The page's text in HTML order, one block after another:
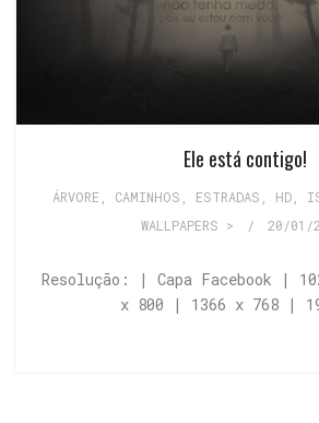
Ele está contigo!
ÁRVORE CAMINHOS, ESTRADAS HD,
WALLPAPERS >
/ 20/01/
Resolução: | Capa Facebook |
x 800 | 1366 x 768 |